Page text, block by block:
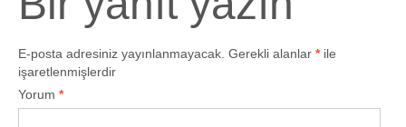
E-posta adresiniz yayınlanmayacak. Gerekli alanlar *ile
işaretlenmişlerdir
Yorum *